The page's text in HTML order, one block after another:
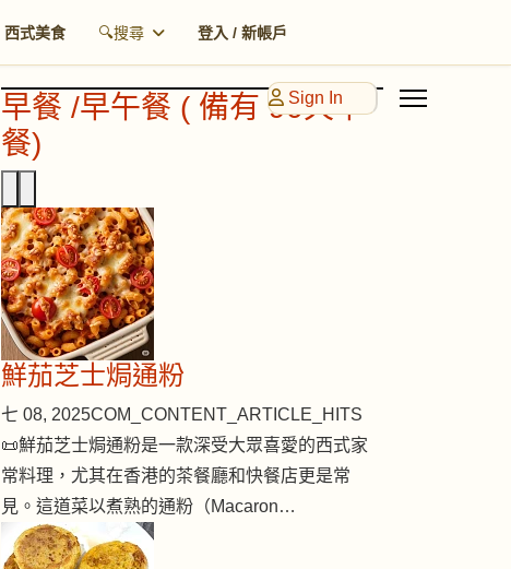
西式美食 🔍搜尋 登入 / 新帳戶
Sign In
早餐 /早午餐 ( 備有 90天早
餐)
鮮茄芝士焗通粉
七 08, 2025COM_CONTENT_ARTICLE_HITS
📜鮮茄芝士焗通粉是一款深受大眾喜愛的西式家
常料理，尤其在香港的茶餐廳和快餐店更是常
見。這道菜以煮熟的通粉（Macaron…